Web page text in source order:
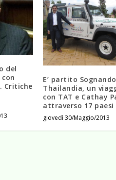
del
Critiche
E’ partito
Thailandia, un
con TAT e Cathay
attraverso 17 paesi
giovedì 30/Maggio/2013